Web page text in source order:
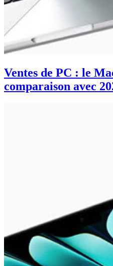
Ventes de PC : le
comparaison avec